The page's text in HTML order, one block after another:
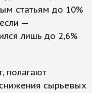
статьям до 10%
—
лишь до 2,6%
полагают
сырьевых